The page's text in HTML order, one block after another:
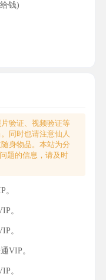
钱)
验证、视频验证等
同时也请注意仙人
身物品。本站为分
题的信息，请及时
。
。
。
VIP。
。